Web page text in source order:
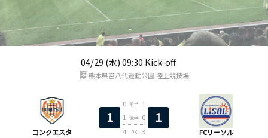
04/29 (水) 09:30 Kick-off
コンクエスタ
1
0 前半
1
1 後半
0
4
PK 3
1
FCリーソル
熊本県営八代運動公園 陸上競技場